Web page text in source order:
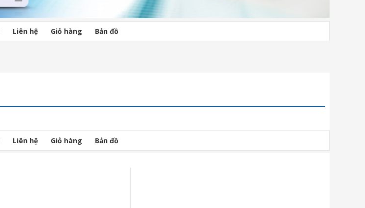
Liên hệ Giỏ hàng Bản đồ
Liên hệ Giỏ hàng Bản đồ